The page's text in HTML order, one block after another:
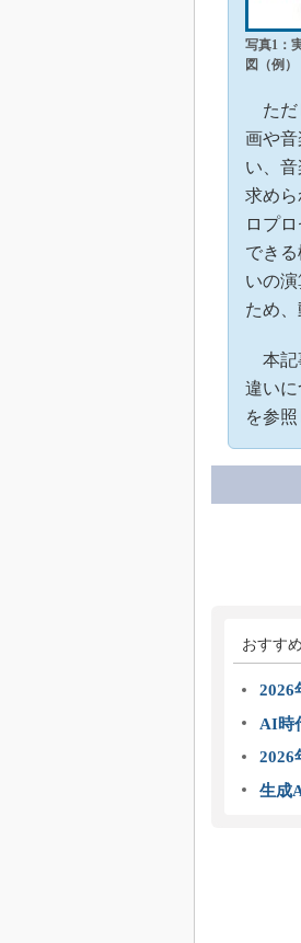
写真1：
図（例）
ただ
画や
い、
求め
ロプ
でき
いの
ため
本記
違いに
を参照
おすす
2026
AI時
2026
生成